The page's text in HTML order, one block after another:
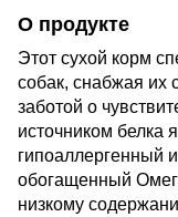
О продукте
Этот сухой корм
собак, снабжая их
заботой о
источником белка
гипоаллергенный
обогащенный
низкому